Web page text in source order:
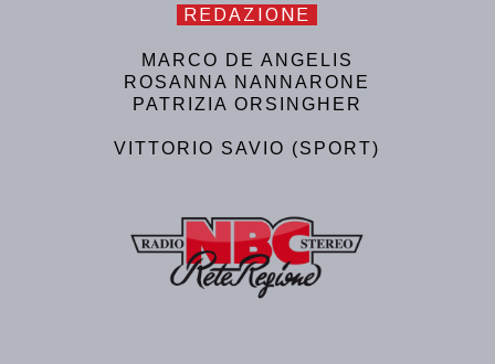
REDAZIONE
MARCO DE ANGELIS
ROSANNA NANNARONE
PATRIZIA ORSINGHER
VITTORIO SAVIO (SPORT)